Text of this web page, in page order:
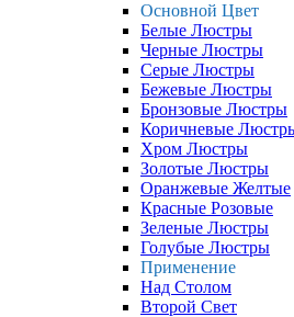
Основной Цвет
Белые Люстры
Черные Люстры
Серые Люстры
Бежевые Люстры
Бронзовые Люстры
Коричневые
Хром Люстры
Золотые Люстры
Оранжевые Желтые
Красные Розовые
Зеленые Люстры
Голубые Люстры
Применение
Над Столом
Второй Свет